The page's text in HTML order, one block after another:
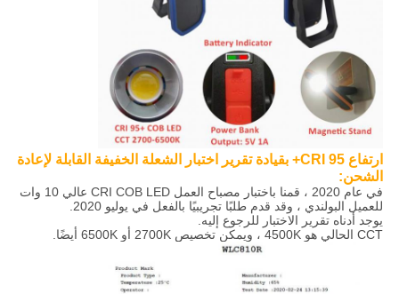
ارتفاع CRI 95+ بقيادة تقرير اختبار الشعلة الخفيفة القابلة لإعادة
الشحن:
في عام 2020 ، قمنا باختبار مصباح العمل CRI COB LED عالي 10 وات
للعميل البولندي ، وقد قدم طلبًا تجريبيًا بالفعل في يوليو 2020.
يوجد أدناه تقرير الاختبار للرجوع إليه.
CCT الحالي هو 4500K ، ويمكن تخصيص 2700K أو 6500K أيضًا.